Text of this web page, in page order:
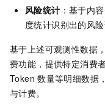
风险统计 ：基于内
度统计识别出的风险
基于上述可观测性数据
费功能，提供特定消费
Token 数量等明细数据
与计费。